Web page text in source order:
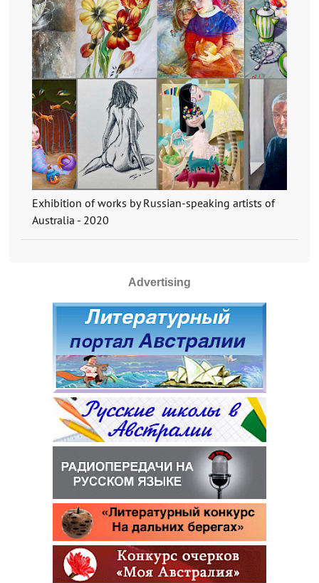
Exhibition of works by Russian-speaking artists of
Australia - 2020
Advertising